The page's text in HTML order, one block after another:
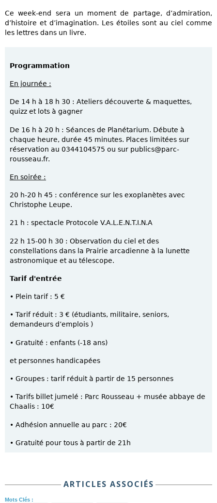
Ce week-end sera un moment de partage, d’admiration,
d’histoire et d’imagination. Les étoiles sont au ciel comme
les lettres dans un livre.
Programmation
En journée :
De 14 h à 18 h 30 : Ateliers découverte & maquettes,
quizz et lots à gagner
De 16 h à 20 h : Séances de Planétarium. Débute à
chaque heure, durée 45 minutes. Places limitées sur
réservation au 0344104575 ou sur publics@parc-
rousseau.fr.
En soirée :
20 h-20 h 45 : conférence sur les exoplanètes avec
Christophe Leupe.
21 h : spectacle Protocole V.A.L.E.N.T.I.N.A
22 h 15-00 h 30 : Observation du ciel et des
constellations dans la Prairie arcadienne à la lunette
astronomique et au télescope.
Tarif d'entrée
• Plein tarif : 5 €
• Tarif réduit : 3 € (étudiants, militaire, seniors,
demandeurs d’emplois )
• Gratuité : enfants (-18 ans)
et personnes handicapées
• Groupes : tarif réduit à partir de 15 personnes
• Tarifs billet jumelé : Parc Rousseau + musée abbaye de
Chaalis : 10€
• Adhésion annuelle au parc : 20€
• Gratuité pour tous à partir de 21h
ARTICLES ASSOCIÉS
Mots Clés :